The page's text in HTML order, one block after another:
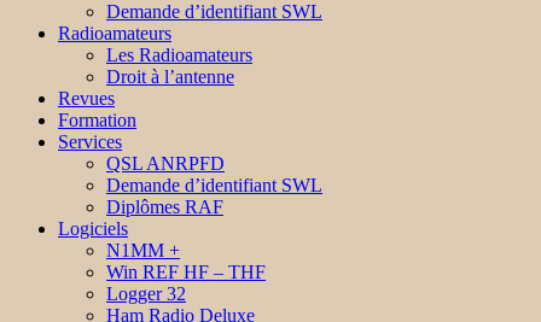
Demande d’identifiant SWL
Radioamateurs
Les Radioamateurs
Droit à l’antenne
Revues
Formation
Services
QSL ANRPFD
Demande d’identifiant SWL
Diplômes RAF
Logiciels
N1MM +
Win REF HF – THF
Logger 32
Ham Radio Deluxe